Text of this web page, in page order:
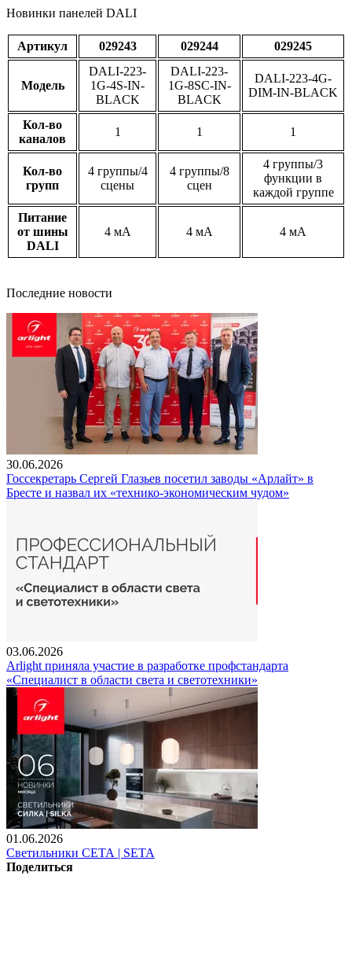
Новинки панелей DALI
Артикул 029243 029244 029245
Модель
DALI-223-
1G-4S-IN-
BLACK
DALI-223-
1G-8SC-IN-
BLACK
DALI-223-4G-
DIM-IN-BLACK
Кол-во
каналов
1 1 1
Кол-во
групп
4 группы/4
сцены
4 группы/8
сцен
4 группы/3
функции в
каждой группе
Питание
от шины
DALI
4 мА 4 мА 4 мА
Последние новости
30.06.2026
Госсекретарь Сергей Глазьев посетил заводы «Арлайт» в
Бресте и назвал их «технико-экономическим чудом»
03.06.2026
Arlight приняла участие в разработке профстандарта
«Специалист в области света и светотехники»
01.06.2026
Светильники СЕТА | SETA
Поделиться